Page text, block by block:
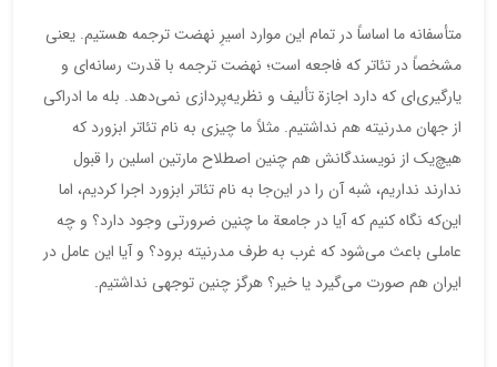
متأسفانه ما اساساً در تمام این موارد اسیرِ نهضت ترجمه هستیم. یعنی
مشخصاً در تئاتر که فاجعه است؛ نهضت ترجمه با قدرت رسانه‌ای و
یارگیری‌ای که دارد اجازة تألیف و نظریه‌پردازی نمی‌دهد. بله ما ادراکی
از جهان مدرنیته هم نداشتیم. مثلاً ما چیزی به نام تئاتر ابزورد که
هیچ‌یک از نویسندگانش هم چنین اصطلاح مارتین اسلین را قبول
ندارند نداریم، شبه آن را در این‌جا به نام تئاتر ابزورد اجرا کردیم، اما
این‌که نگاه کنیم که آیا در جامعة ما چنین ضرورتی وجود دارد؟ و چه
عاملی باعث می‌شود که غرب به طرف مدرنیته برود؟ و آیا این عامل در
ایران هم صورت می‌گیرد یا خیر؟ هرگز چنین توجهی نداشتیم.